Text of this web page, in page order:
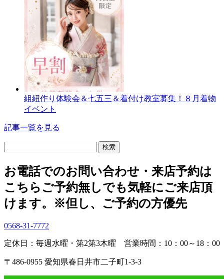
組紐作り体験会＆七五三＆着付け教室募集！８月着物
イベント
記事一覧を見る
お電話でのお問い合わせ・ 来店予約は
こちらご予約無しでも気軽にご来店頂
けます。
※但し、ご予約の方優先
0568-31-7772
定休日：毎週水曜・第2第3木曜 営業時間：10：00～18：00
〒486-0955 愛知県春日井市二子町1-3-3